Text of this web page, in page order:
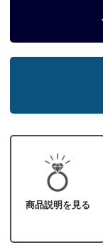
商品説明を見る